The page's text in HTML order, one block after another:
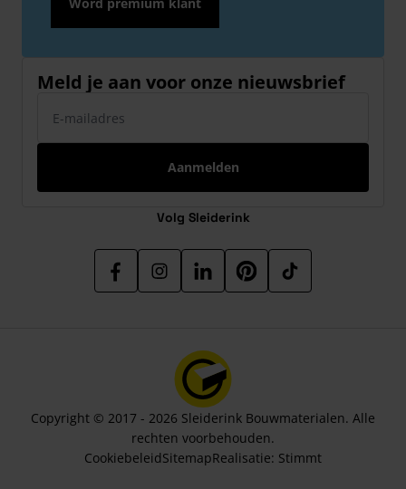
Meld je aan voor onze nieuwsbrief
Aanmelden
Volg Sleiderink
Copyright © 2017 - 2026 Sleiderink Bouwmaterialen. Alle
rechten voorbehouden.
CookiebeleidSitemapRealisatie: Stimmt